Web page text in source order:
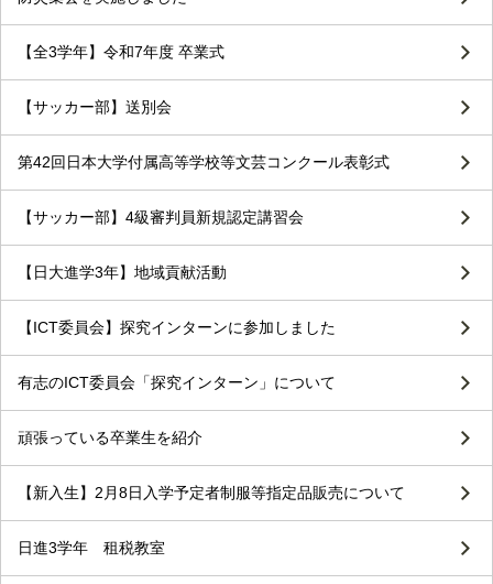
【全3学年】令和7年度 卒業式
【サッカー部】送別会
第42回日本大学付属高等学校等文芸コンクール表彰式
【サッカー部】4級審判員新規認定講習会
【日大進学3年】地域貢献活動
【ICT委員会】探究インターンに参加しました
有志のICT委員会「探究インターン」について
頑張っている卒業生を紹介
【新入生】2月8日入学予定者制服等指定品販売について
日進3学年 租税教室